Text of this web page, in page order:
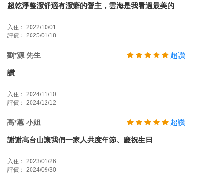
超乾淨整潔舒適有潔癖的營主，雲海是我看過最美的
入住： 2022/10/01
評價： 2025/01/18
劉*源 先生 超讚
讚
入住： 2024/11/10
評價： 2024/12/12
高*蕙 小姐 超讚
謝謝高台山讓我們一家人共度年節、慶祝生日
入住： 2023/01/26
評價： 2024/09/30